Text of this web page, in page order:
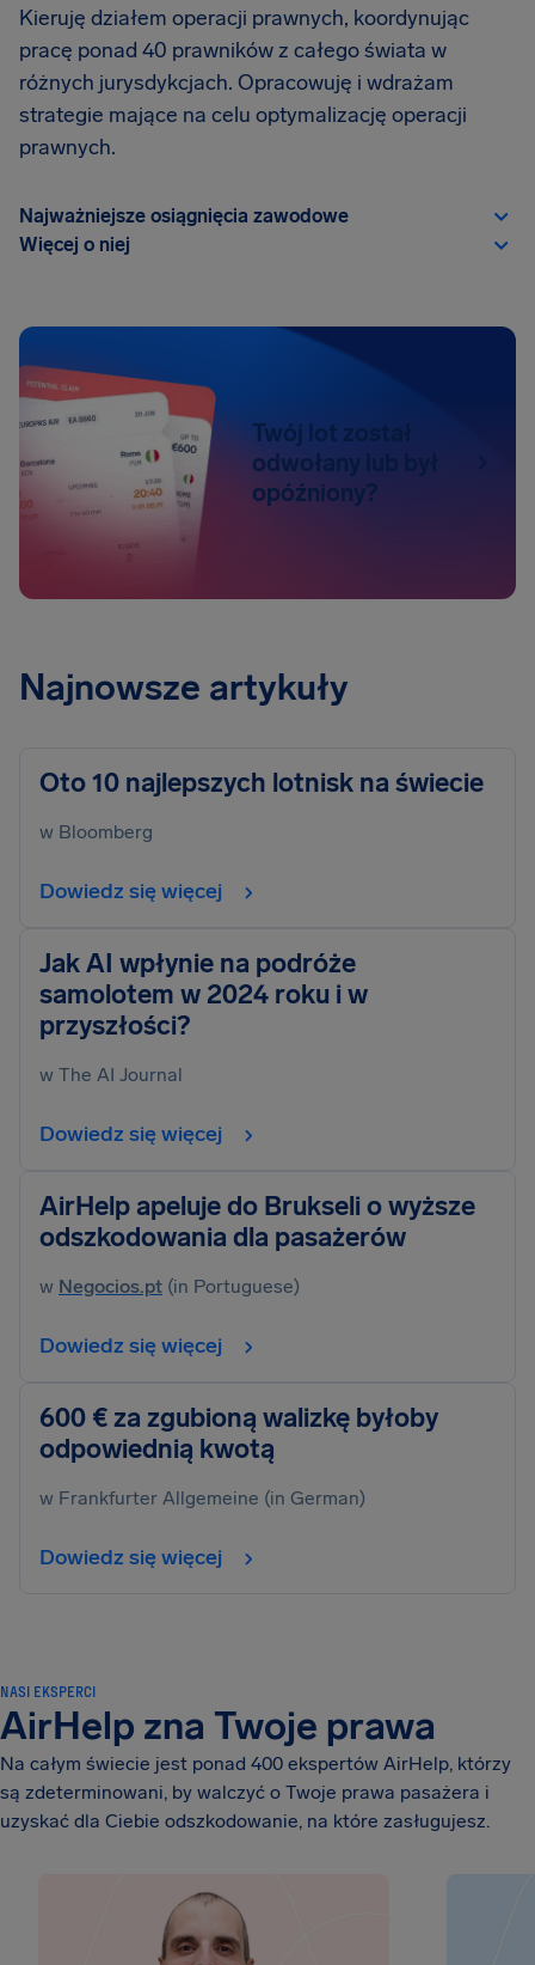
Kieruję działem operacji prawnych, koordynując
pracę ponad 40 prawników z całego świata w
różnych jurysdykcjach. Opracowuję i wdrażam
strategie mające na celu optymalizację operacji
prawnych.
Najważniejsze osiągnięcia zawodowe
Więcej o niej
Twój lot został
odwołany lub był
opóźniony?
Najnowsze artykuły
Oto 10 najlepszych lotnisk na świecie
w Bloomberg
Dowiedz się więcej
Jak AI wpłynie na podróże
samolotem w 2024 roku i w
przyszłości?
w The AI Journal
Dowiedz się więcej
AirHelp apeluje do Brukseli o wyższe
odszkodowania dla pasażerów
w Negocios.pt (in Portuguese)
Dowiedz się więcej
600 € za zgubioną walizkę byłoby
odpowiednią kwotą
w Frankfurter Allgemeine (in German)
Dowiedz się więcej
NASI EKSPERCI
AirHelp zna Twoje prawa
Na całym świecie jest ponad 400 ekspertów AirHelp, którzy
są zdeterminowani, by walczyć o Twoje prawa pasażera i
uzyskać dla Ciebie odszkodowanie, na które zasługujesz.